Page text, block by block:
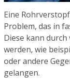
Eine
Problem, das in
Diese kann
werden, wie
oder andere
gelangen.